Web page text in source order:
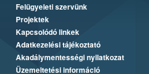
Felügyeleti szervünk
Projektek
Kapcsolódó linkek
Adatkezelési tájékoztató
Akadálymentességi nyilatkozat
Üzemeltetési információ